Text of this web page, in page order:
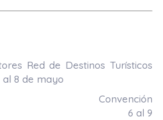
Red de Destinos Turísticos
8 de mayo
Convención
6 al 9